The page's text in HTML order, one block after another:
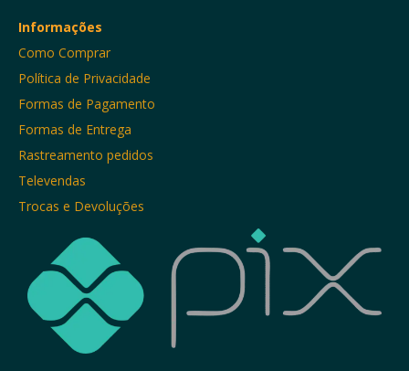
Informações
Como Comprar
Política de Privacidade
Formas de Pagamento
Formas de Entrega
Rastreamento pedidos
Televendas
Trocas e Devoluções